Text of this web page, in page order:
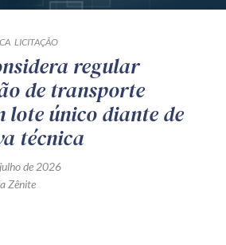
LICITAÇÃO
regular
de transporte
lote único diante de
técnica
de 2026
Zênite